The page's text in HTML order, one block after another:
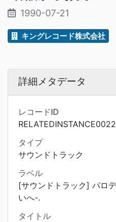
1990-07-21
キングレコード株式会社
詳細メタデータ
レコードID
タイプ
サウンドトラック
ラベル
[サウンドトラック] パロ
いへ-.
タイトル